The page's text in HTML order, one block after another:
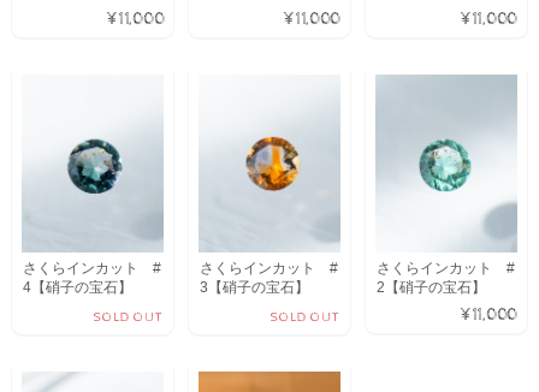
¥11,000 ¥11,000 ¥11,000
さくらインカット #
4【硝子の宝石】
SOLD OUT
さくらインカット #
3【硝子の宝石】
SOLD OUT
さくらインカット #
2【硝子の宝石】
¥11,000